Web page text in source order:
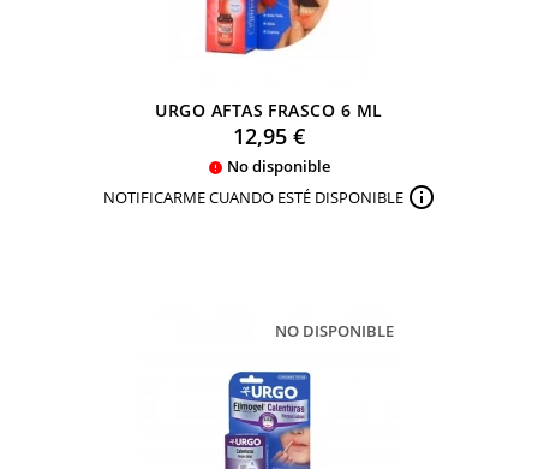
URGO AFTAS FRASCO 6 ML
Precio
12,95 €
 No disponible
NOTIFICARME CUANDO ESTÉ DISPONIBLE 
NO DISPONIBLE